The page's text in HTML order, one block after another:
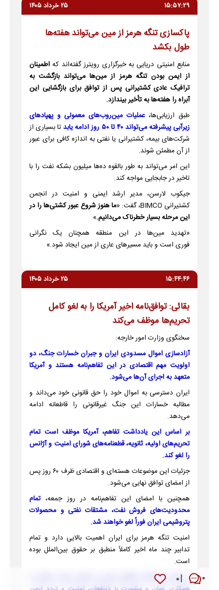
۰ ۰
۱۵:۵۷:۲۹ ۲۵ خرداد ۱۴۰۵
پاکسازی تنگه هرمز از مین می‌تواند هفته‌ها
طول بکشد
منابع امنیتی دریایی به خبرگزاری رویترز گفته‌اند که اطمینان
از ایمن بودن تنگه هرمز از مین‌ها می‌تواند بازگشت به
ترافیک عادی کشتیرانی پس از توافق برای بازگشایی این
آبراه را هفته‌ها به تأخیر بیندازد.
طبق ارزیابی‌ها،عملیات مین‌روب‌های معمولی و پهپادهای
زیرآبی پیشرفته می‌تواند ۴۰ تا ۵۰ روز ادامه یابد
تا بسیاری از
شرکت‌های بیمه، کشتیرانی یا نفتی به اندازه کافی برای عبور
از آن مطمئن شوند.
این امر می‌تواند به طور بالقوه ده‌ها میلیون بشکه نفت را با
تاخیر در جابجایی مواجه کند.
جیکوب لارسن، مدیر ارشد ایمنی و امنیت در انجمن
کشتیرانی BIMCO، گفت: «
ما هنوز شروع عبور کشتی‌ها را در
این مرحله بسیار خطرناک می‌دانیم.»
«تهدید مین‌ها در این منطقه همچنان یک نگرانی
فوری است و باید مسیرهای عاری از مین ایجاد شود.»
۱۵:۴۴:۴۶ ۲۵ خرداد ۱۴۰۵
بقائی: توافق‌نامه اخیر آمریکا را به لغو کامل
تحریم‌ها موظف می‌کند
سخنگوی وزارت امور خارجه:
آزادسازی اموال مسدودی ایران و جبران خسارات جنگ، دو
اولویت مهم اقتصادی در این تفاهم‌نامه هستند و آمریکا
متعهد به اجرای آن‌ها می‌شود.
ایران دسترسی به اموال خود را حق قانونی خود می‌داند و
مطالبه خسارات این جنگ غیرقانونی را قاطعانه ادامه
می‌دهد.
بر اساس این یادداشت تفاهم، آمریکا موظف است تمام
تحریم‌های اولیه، ثانویه، قطعنامه‌های شورای امنیت و آژانس
را لغو کند.
جزئیات این موضوعات هسته‌ای و اقتصادی ظرف ۶۰ روز پس
از امضای توافق نهایی می‌شود.
همچنین با امضای این تفاهم‌نامه در روز جمعه،تمام
محدودیت‌های فروش نفت، مشتقات نفتی و محصولات
پتروشیمی ایران فوراً لغو خواهند شد.
امنیت تنگه هرمز برای ایران اهمیت بالایی دارد و تمام
تدابیر چند ماه اخیر کاملاً منطبق بر حقوق بین‌الملل بوده
است.
بر اساس یادداشت تفاهم، ایران به عنوان دولت ساحلی با